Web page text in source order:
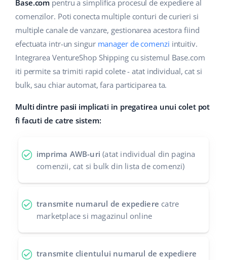
Managementul transporturilor
Automatizarea fluxului de lucru
Base Connect
AI pentru comerțul electronic
Casă și grădină
Produse pentru copii
Electronică
Piese auto
Sănătate și frumusețe
Suport
Blog
Servicii
Implementari de sistem
Auditul conturilor
english (US)
english (GB)
english (IN)
čeština
deutsch
Ελληνικά
español (AR)
español (MX)
Italiano
Base.com pentru a simplifica procesul de expediere al
comenzilor. Poti conecta multiple conturi de curieri si
multiple canale de vanzare, gestionarea acestora fiind
efectuata intr-un singurmanager de comenzi intuitiv.
Integrarea VentureShop Shipping cu sistemul Base.com
iti permite sa trimiti rapid colete - atat individual, cat si
bulk, sau chiar automat, fara participarea ta.
Multi dintre pasii implicati in pregatirea unui colet pot
fi facuti de catre sistem:
imprima AWB-uri (atat individual din pagina
comenzii, cat si bulk din lista de comenzi)
transmite numarul de expediere catre
marketplace si magazinul online
transmite clientului numarul de expediere